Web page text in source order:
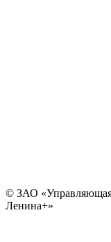
© ЗАО
Ленина+»